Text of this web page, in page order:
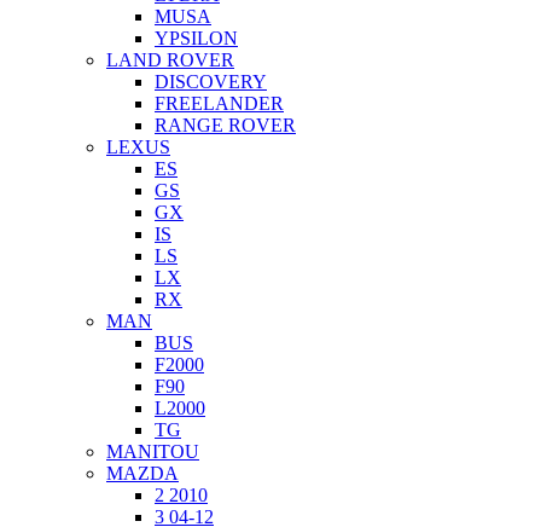
MUSA
YPSILON
LAND ROVER
DISCOVERY
FREELANDER
RANGE ROVER
LEXUS
ES
GS
GX
IS
LS
LX
RX
MAN
BUS
F2000
F90
L2000
TG
MANITOU
MAZDA
2 2010
3 04-12